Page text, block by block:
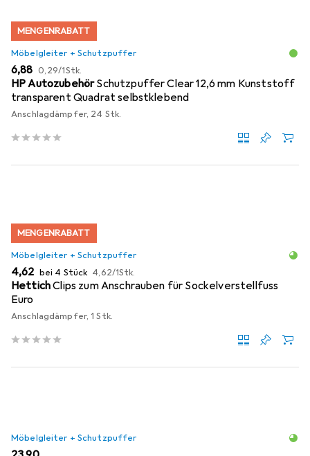
MENGENRABATT
Möbelgleiter + Schutzpuffer
EUR
6,88 EUR
0,29/1Stk.
HP AutozubehörSchutzpuffer Clear 12,6 mm Kunststoff
transparent Quadrat selbstklebend
Anschlagdämpfer, 24 Stk.
MENGENRABATT
Möbelgleiter + Schutzpuffer
EUR
4,62 bei 4 Stück EUR
4,62/1Stk.
HettichClips zum Anschrauben für Sockelverstellfuss
Euro
Anschlagdämpfer, 1 Stk.
Möbelgleiter + Schutzpuffer